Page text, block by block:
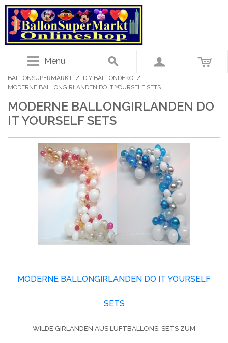
Menü
BALLONSUPERMARKT / DIY BALLONDEKO /
MODERNE BALLONGIRLANDEN DO IT YOURSELF SETS
MODERNE BALLONGIRLANDEN DO
IT YOURSELF SETS
MODERNE BALLONGIRLANDEN DO IT YOURSELF
SETS
WILDE GIRLANDEN AUS LUFTBALLONS. SETS ZUM